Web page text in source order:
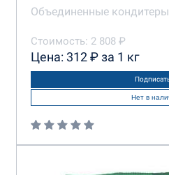
Объединенные
Стоимость: 2 808 ₽
Цена: 312 ₽ за 1 кг
Нет в